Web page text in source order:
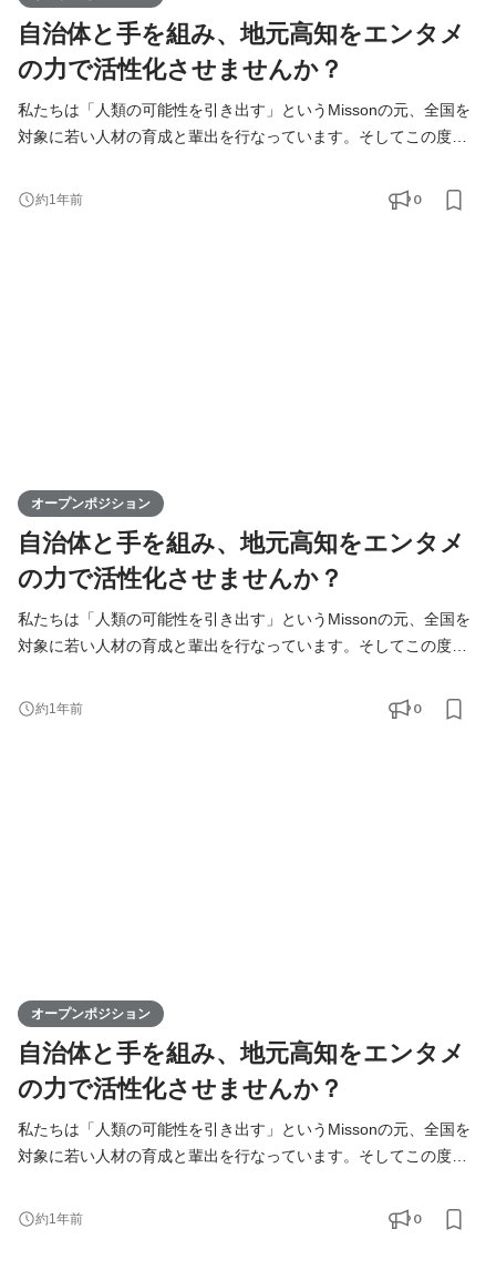
自治体と手を組み、地元高知をエンタメ
の力で活性化させませんか？
私たちは「人類の可能性を引き出す」というMissonの元、全国を
対象に若い人材の育成と輩出を行なっています。そしてこの度、
支社を通じて、地元企業との連携を図りながら地域の魅力を最大
限に活かし、地方から全国へと挑戦の輪を広げていきます。地方
約1年前 0
オープンポジション
自治体と手を組み、地元高知をエンタメ
の力で活性化させませんか？
私たちは「人類の可能性を引き出す」というMissonの元、全国を
対象に若い人材の育成と輩出を行なっています。そしてこの度、
支社を通じて、地元企業との連携を図りながら地域の魅力を最大
限に活かし、地方から全国へと挑戦の輪を広げていきます。地方
約1年前 0
オープンポジション
自治体と手を組み、地元高知をエンタメ
の力で活性化させませんか？
私たちは「人類の可能性を引き出す」というMissonの元、全国を
対象に若い人材の育成と輩出を行なっています。そしてこの度、
支社を通じて、地元企業との連携を図りながら地域の魅力を最大
限に活かし、地方から全国へと挑戦の輪を広げていきます。地方
約1年前 0